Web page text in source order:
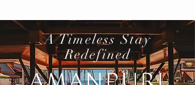
heritage sites จอร์จทาวน์ (George
Town) เป็นเมืองหลวงของรัฐปีนัง
ประเทศมาเลเซีย ตั้งอยู่บนเกาะปีนัง ปูลัว
ปีนัง